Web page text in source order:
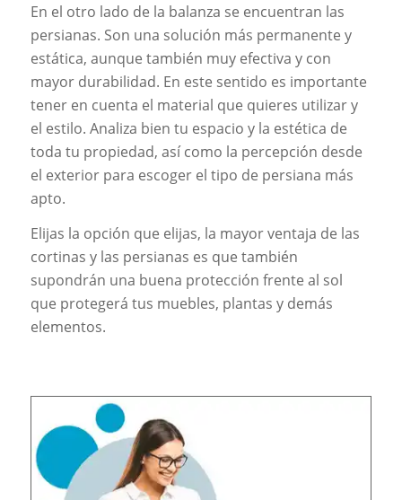
En el otro lado de la balanza se encuentran las
persianas. Son una solución más permanente y
estática, aunque también muy efectiva y con
mayor durabilidad. En este sentido es importante
tener en cuenta el material que quieres utilizar y
el estilo. Analiza bien tu espacio y la estética de
toda tu propiedad, así como la percepción desde
el exterior para escoger el tipo de persiana más
apto.
Elijas la opción que elijas, la mayor ventaja de las
cortinas y las persianas es que también
supondrán una buena protección frente al sol
que protegerá tus muebles, plantas y demás
elementos.